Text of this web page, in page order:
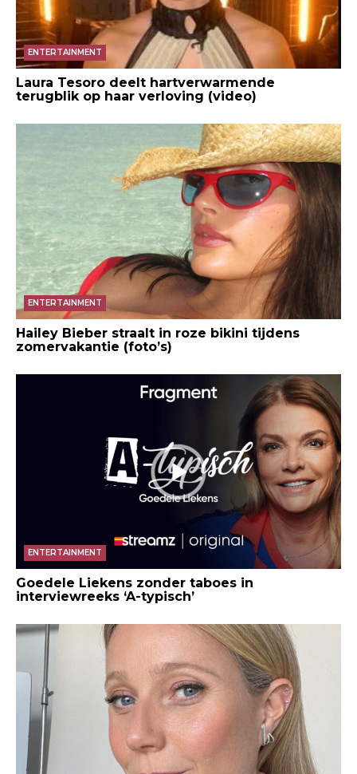
ENTERTAINMENT
Laura Tesoro deelt hartverwarmende
terugblik op haar verloving (video)
ENTERTAINMENT
Hailey Bieber straalt in roze bikini tijdens
zomervakantie (foto’s)
ENTERTAINMENT
Goedele Liekens zonder taboes in
interviewreeks ‘A-typisch’